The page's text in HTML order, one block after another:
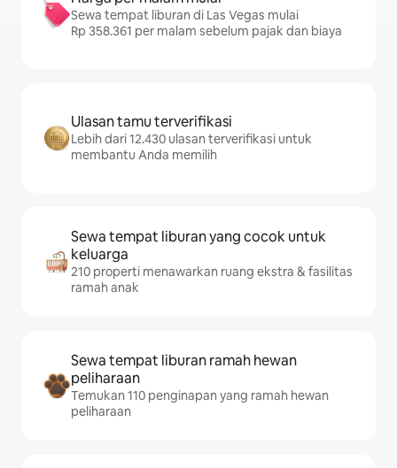
Sewa tempat liburan di Las Vegas mulai
Rp 358.361 per malam sebelum pajak dan biaya
Ulasan tamu terverifikasi
Lebih dari 12.430 ulasan terverifikasi untuk
membantu Anda memilih
Sewa tempat liburan yang cocok untuk
keluarga
210 properti menawarkan ruang ekstra & fasilitas
ramah anak
Sewa tempat liburan ramah hewan
peliharaan
Temukan 110 penginapan yang ramah hewan
peliharaan